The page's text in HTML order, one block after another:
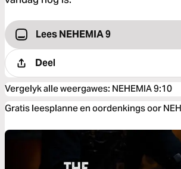
Lees NEHEMIA 9
Deel
Vergelyk alle weergawes: NEHEMIA 9:10
Gratis leesplanne en oordenkings oor